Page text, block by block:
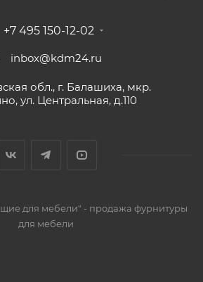
+7 495 150-12-02
inbox@kdm24.ru
обл., г. Балашиха, мкр.
ул. Центральная, д.110
для мебели" - продажа фурнитуры
для мебели